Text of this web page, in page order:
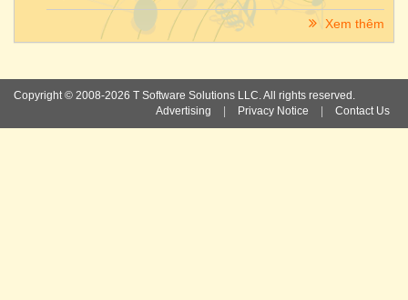
Xem thêm
Copyright © 2008-2026 T Software Solutions LLC. All rights reserved.
Advertising
Privacy Notice Contact Us